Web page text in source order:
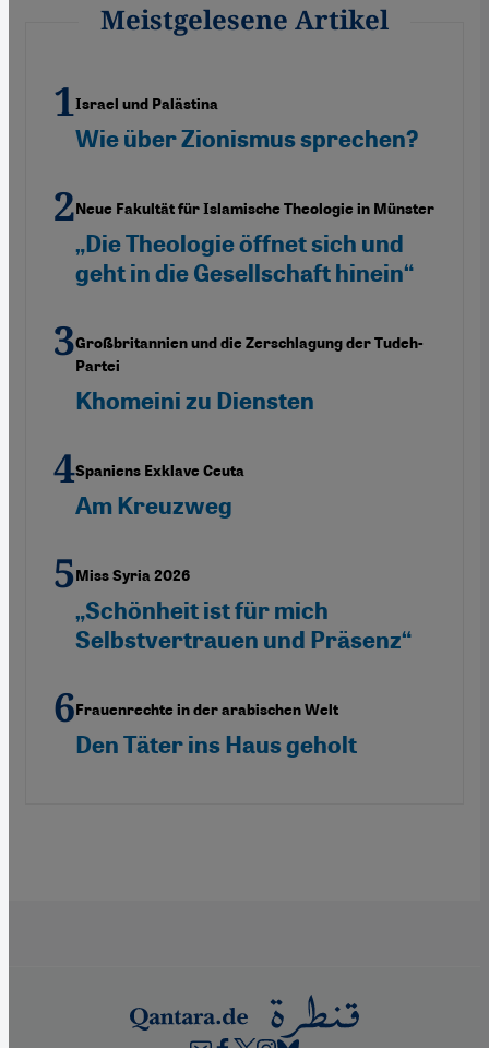
Meistgelesene Artikel
Israel und Palästina
Wie über Zionismus sprechen?
Neue Fakultät für Islamische Theologie in Münster
„Die Theologie öffnet sich und
geht in die Gesellschaft hinein“
Großbritannien und die Zerschlagung der Tudeh-
Partei
Khomeini zu Diensten
Spaniens Exklave Ceuta
Am Kreuzweg
Miss Syria 2026
„Schönheit ist für mich
Selbstvertrauen und Präsenz“
Frauenrechte in der arabischen Welt
Den Täter ins Haus geholt